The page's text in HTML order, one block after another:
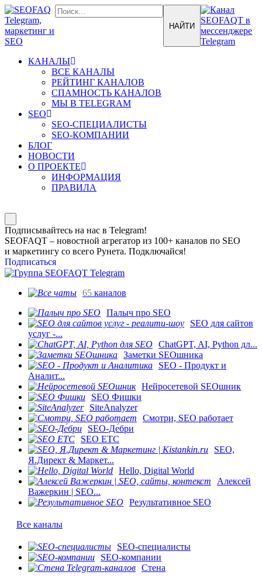
КАНАЛЫ
ВСЕ КАНАЛЫ
РЕЙТИНГ КАНАЛОВ
СПАМНОСТЬ КАНАЛОВ
МЫ В TELEGRAM
SEO
SEO-СПЕЦИАЛИСТЫ
SEO-КОМПАНИИ
БЛОГ
НОВОСТИ
О ПРОЕКТЕ
ИНФОРМАЦИЯ
ПРАВИЛА
Подписывайтесь на нас в Telegram!
SEOFAQT – новостной агрегатор из 100+ каналов по SEO
и маркетингу со всего Рунета. Подключайся!
Подписаться
65 каналов
Палыч про SEO
SEO для сайтов
услуг -...
ChatGPT, AI, Python дл...
Заметки SEOшника
SEO - Продукт и
Аналит...
Нейросетевой SEOшник
SEO Фишки
SiteAnalyzer
Смотри, SEO работает
SEO-Де́бри
SEO ETC
SEO,
Я.Директ & Маркет...
Hello, Digital World
Алексей
Важеркин | SEO...
Результативное SEO
Все каналы
SEO-специалисты
SEO-компании
Стена